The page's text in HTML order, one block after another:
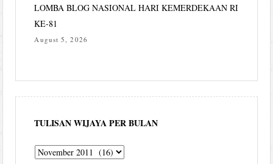
LOMBA BLOG NASIONAL HARI KEMERDEKAAN RI
KE-81
August 5, 2026
TULISAN WIJAYA PER BULAN
Tulisan